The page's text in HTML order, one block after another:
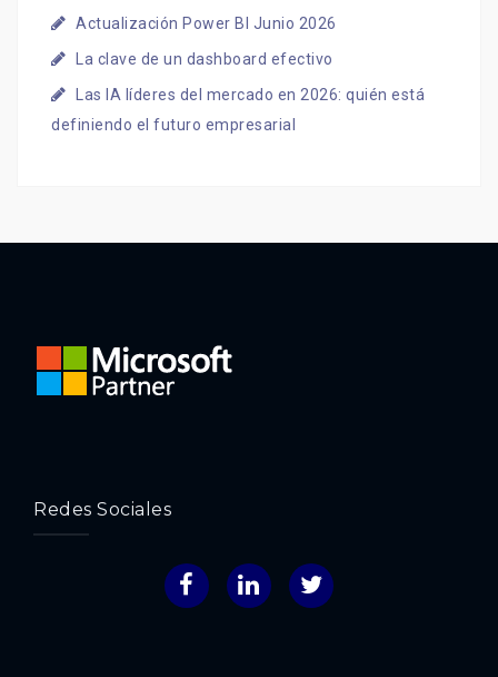
Actualización Power BI Junio 2026
La clave de un dashboard efectivo
Las IA líderes del mercado en 2026: quién está
definiendo el futuro empresarial
Redes Sociales
FacebookLinkedInTwitter